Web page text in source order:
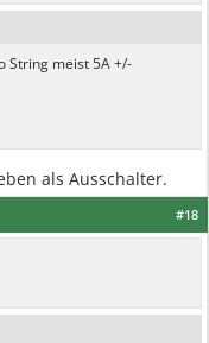
String meist 5A +/-
als Ausschalter.
#18